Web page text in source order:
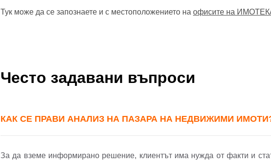
Тук може да се запознаете и с местоположението на офисите на
Често задавани въпроси
КАК СЕ ПРАВИ АНАЛИЗ НА ПАЗАРА НА НЕДВИЖИМИ
За да вземе информирано решение, клиентът има нужда от факти и